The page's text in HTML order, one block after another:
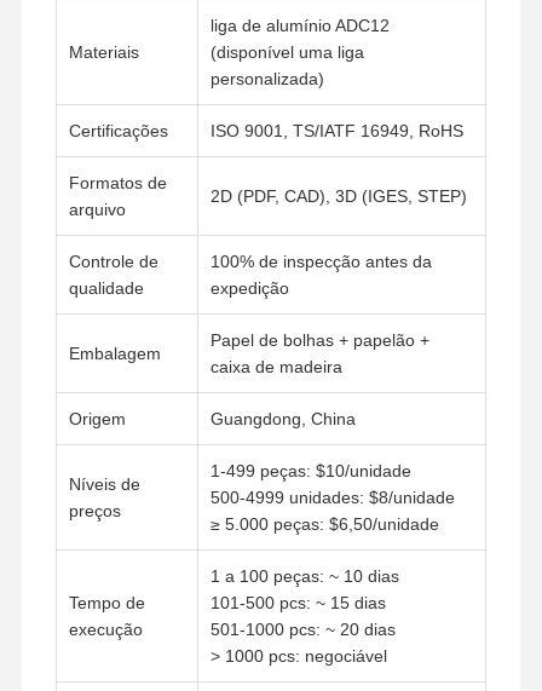
Produtos Vídeos
Visita À
Fábrica
Qualidade
Nos
Agora
Fundição de matriz de alumínio
Peças de usinagem CNC
fabricação de autopeças
Gabinete de fundição sob pressão
Materiais
liga de alumínio ADC12
(disponível uma liga
personalizada)
Certificações ISO 9001, TS/IATF 16949, RoHS
Formatos de
arquivo
2D (PDF, CAD), 3D (IGES, STEP)
Controle de
qualidade
100% de inspecção antes da
expedição
Embalagem
Papel de bolhas + papelão +
caixa de madeira
Origem Guangdong, China
Níveis de
preços
1-499 peças: $10/unidade
500-4999 unidades: $8/unidade
≥ 5.000 peças: $6,50/unidade
Tempo de
execução
1 a 100 peças: ~ 10 dias
101-500 pcs: ~ 15 dias
501-1000 pcs: ~ 20 dias
> 1000 pcs: negociável